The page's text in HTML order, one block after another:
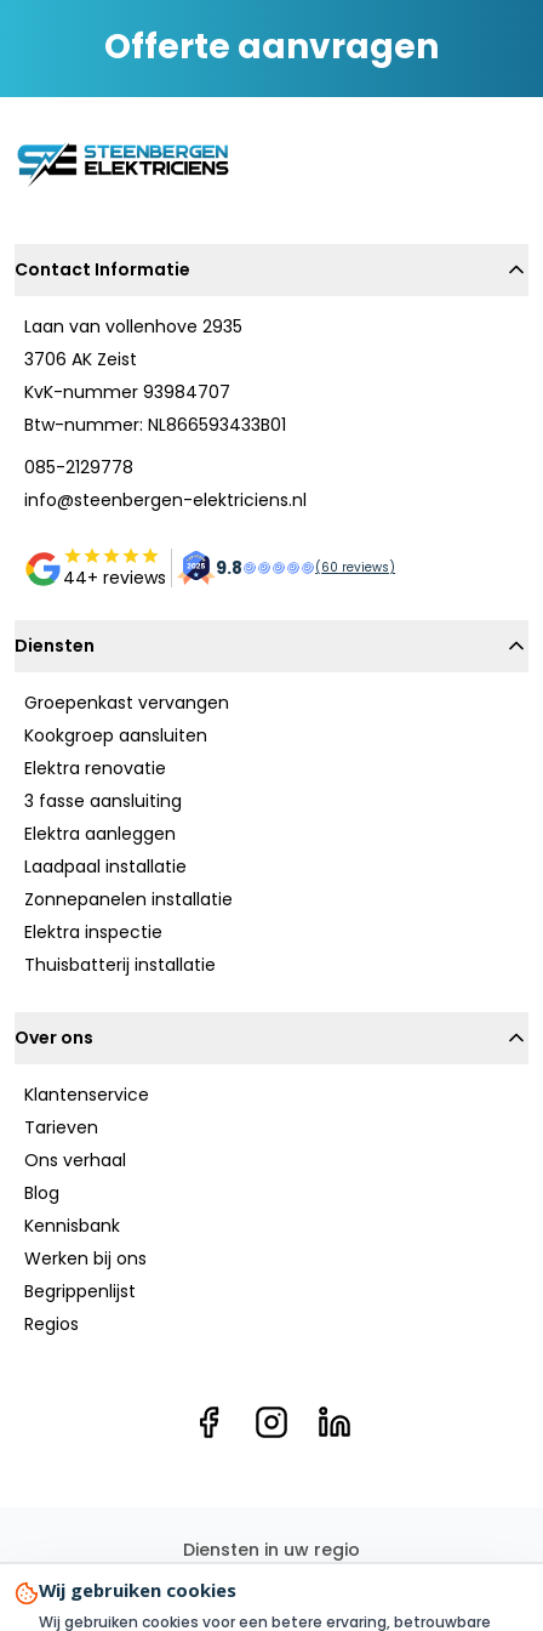
Wij gebruiken cookies
Wij gebruiken cookies voor een betere ervaring, betrouwbare
Offerte aanvragen
Contact Informatie
Laan van vollenhove 2935
3706 AK Zeist
KvK-nummer 93984707
Btw-nummer: NL866593433B01
085-2129778
info@steenbergen-elektriciens.nl
44+ reviews 9.8 (60 reviews)
Diensten
Groepenkast vervangen
Kookgroep aansluiten
Elektra renovatie
3 fasse aansluiting
Elektra aanleggen
Laadpaal installatie
Zonnepanelen installatie
Elektra inspectie
Thuisbatterij installatie
Over ons
Klantenservice
Tarieven
Ons verhaal
Blog
Kennisbank
Werken bij ons
Begrippenlijst
Regios
Diensten in uw regio
ElektricienGroepenkast
3 FaseElektra aanleggenLaadpaalZonnepanelen